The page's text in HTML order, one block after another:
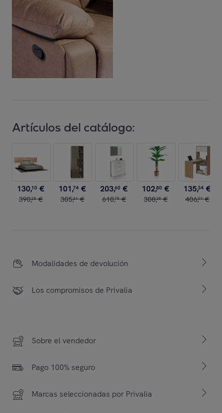
Artículos del catálogo:
130,10 €
390,28 €
101,74 €
305,24 €
203,60 €
610,78 €
102,80 €
308,38 €
135,34 €
406,04 €
Modalidades de devolución
Los compromisos de Privalia
Sobre el vendedor
Pago 100% seguro
Marcas seleccionadas por Privalia